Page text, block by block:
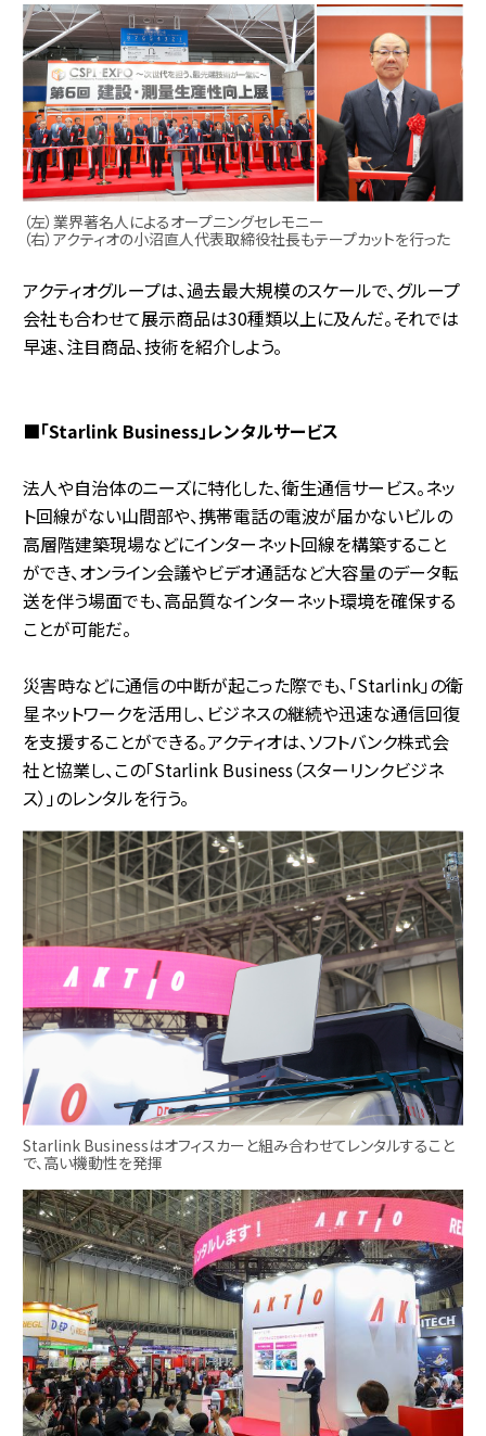
（左）業界著名人によるオープニングセレモニー
（右）アクティオの小沼直人代表取締役社長もテープカットを行った
アクティオグループは、過去最大規模のスケールで、グループ
会社も合わせて展示商品は30種類以上に及んだ。それでは
早速、注目商品、技術を紹介しよう。
■「Starlink Business」レンタルサービス
法人や自治体のニーズに特化した、衛生通信サービス。ネッ
ト回線がない山間部や、携帯電話の電波が届かないビルの
高層階建築現場などにインターネット回線を構築すること
ができ、オンライン会議やビデオ通話など大容量のデータ転
送を伴う場面でも、高品質なインターネット環境を確保する
ことが可能だ。
災害時などに通信の中断が起こった際でも、「Starlink」の衛
星ネットワークを活用し、ビジネスの継続や迅速な通信回復
を支援することができる。アクティオは、ソフトバンク株式会
社と協業し、この「Starlink Business（スターリンクビジネ
ス）」のレンタルを行う。
Starlink Businessはオフィスカーと組み合わせてレンタルすること
で、高い機動性を発揮